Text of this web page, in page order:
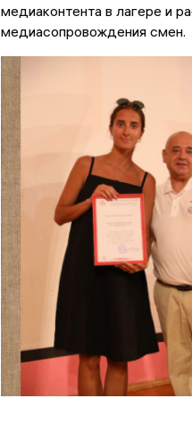
медиаконтента в лагере и
медиасопровождения смен.